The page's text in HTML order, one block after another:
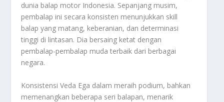
dunia balap motor Indonesia. Sepanjang musim,
pembalap ini secara konsisten menunjukkan skill
balap yang matang, keberanian, dan determinasi
tinggi di lintasan. Dia bersaing ketat dengan
pembalap-pembalap muda terbaik dari berbagai
negara.
Konsistensi Veda Ega dalam meraih podium, bahkan
memenangkan beberapa seri balapan, menarik